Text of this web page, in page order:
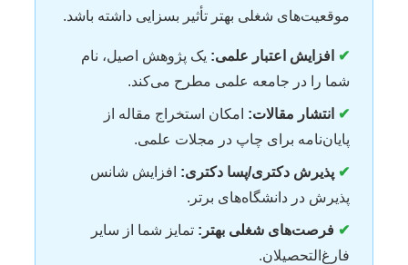
موقعیت‌های شغلی بهتر تأثیر بسزایی داشته باشد.
✔ افزایش اعتبار علمی: یک پژوهش اصیل، نام
شما را در جامعه علمی مطرح می‌کند.
✔ انتشار مقالات: امکان استخراج مقاله از
پایان‌نامه برای چاپ در مجلات علمی.
✔ پذیرش دکتری/پسا دکتری: افزایش شانس
پذیرش در دانشگاه‌های برتر.
✔ فرصت‌های شغلی بهتر: تمایز شما از سایر
فارغ‌التحصیلان.